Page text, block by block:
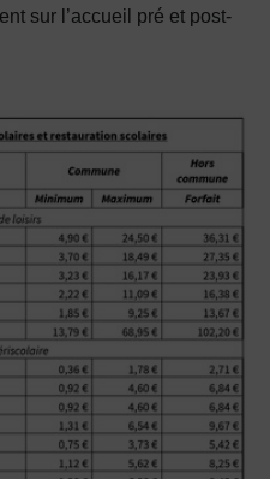
sur l’accueil pré et post-